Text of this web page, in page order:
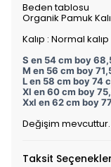
Beden tablosu
Organik Pamuk
Kalıp : Normal kalıp
S en 54 cm boy
M en 56 cm boy
L en 58 cm boy 74
Xl en 60 cm boy
Xxl en 62 cm boy
Değişim
Taksit